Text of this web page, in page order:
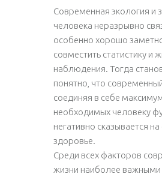
Современная экология и
человека неразрывно
особенно хорошо
совместить статистику и
наблюдения. Тогда
понятно, что
соединяя в себе
необходимых человеку
негативно сказывается на
здоровье.
Среди всех факторов
жизни наиболее важными